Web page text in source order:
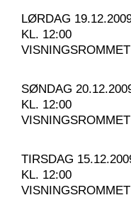
LØRDAG
KL. 12:00
SØNDAG
KL. 12:00
TIRSDAG
KL. 12:00